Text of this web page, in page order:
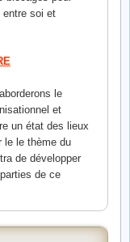
entre soi et
le
et
un état des lieux
le le thème du
de développer
de ce